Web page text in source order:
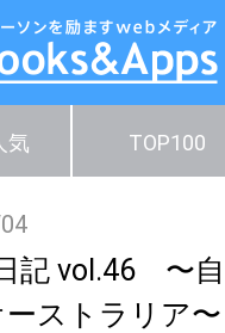
気 TOP100
記 vol.46 〜
ストラリア〜